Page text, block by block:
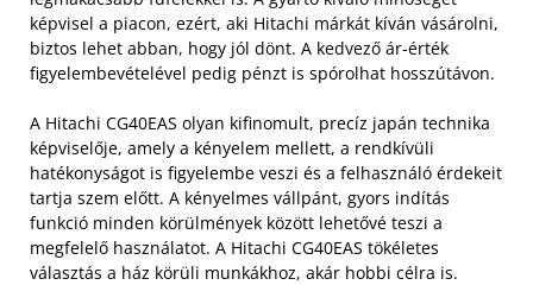
képvisel a piacon, ezért, aki Hitachi márkát kíván vásárolni,
biztos lehet abban, hogy jól dönt. A kedvező ár-érték
figyelembevételével pedig pénzt is spórolhat hosszútávon.
A Hitachi CG40EAS olyan kifinomult, precíz japán technika
képviselője, amely a kényelem mellett, a rendkívüli
hatékonyságot is figyelembe veszi és a felhasználó érdekeit
tartja szem előtt. A kényelmes vállpánt, gyors indítás
funkció minden körülmények között lehetővé teszi a
megfelelő használatot. A Hitachi CG40EAS tökéletes
választás a ház körüli munkákhoz, akár hobbi célra is.